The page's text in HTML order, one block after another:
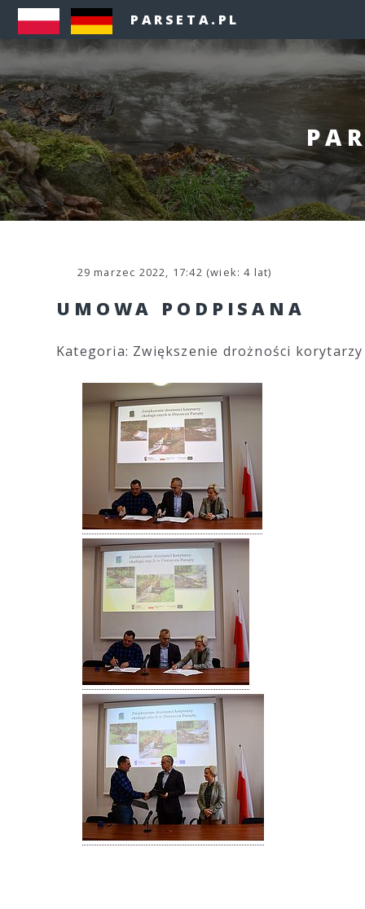
PARSETA.PL
29 marzec 2022, 17:42 (wiek: 4 lat)
UMOWA PODPISANA
Kategoria: Zwiększenie drożności